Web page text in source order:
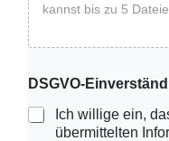
kannst bis zu 5
DSGVO-
Ich willige ein,
übermittelten